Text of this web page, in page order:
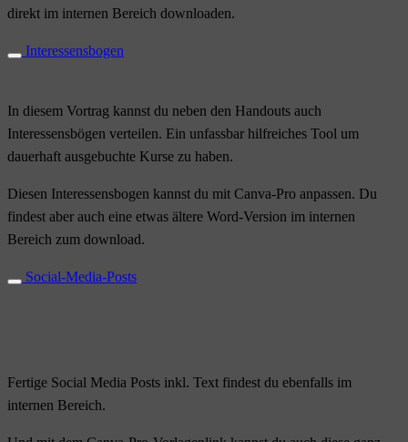
direkt im internen Bereich downloaden.
Interessensbogen
In diesem Vortrag kannst du neben den Handouts auch
Interessensbögen verteilen. Ein unfassbar hilfreiches Tool um
dauerhaft ausgebuchte Kurse zu haben.
Diesen Interessensbogen kannst du mit Canva-Pro anpassen. Du
findest aber auch eine etwas ältere Word-Version im internen
Bereich zum download.
Social-Media-Posts
Fertige Social Media Posts inkl. Text findest du ebenfalls im
internen Bereich.